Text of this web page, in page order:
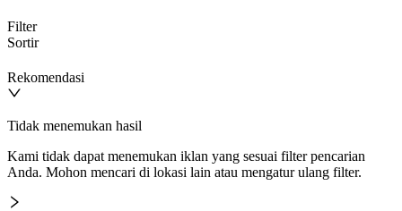
Filter
Sortir
Rekomendasi
Tidak menemukan hasil
Kami tidak dapat menemukan iklan yang sesuai filter pencarian
Anda. Mohon mencari di lokasi lain atau mengatur ulang filter.